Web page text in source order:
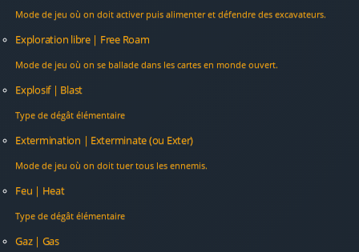
Mode de jeu où on doit activer puis alimenter et défendre des excavateurs.
Exploration libre | Free Roam
Mode de jeu où on se ballade dans les cartes en monde ouvert.
Explosif | Blast
Type de dégât élémentaire
Extermination | Exterminate (ou Exter)
Mode de jeu où on doit tuer tous les ennemis.
Feu | Heat
Type de dégât élémentaire
Gaz | Gas